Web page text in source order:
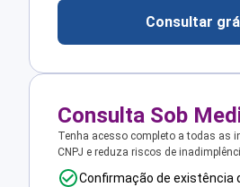
Consultar
Consulta Sob
Tenha acesso completo a todas as
CNPJ e reduza riscos de
Confirmação de existência